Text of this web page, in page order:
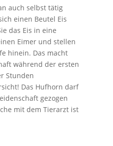
auch selbst tätig
einen Beutel Eis
das Eis in eine
Eimer und stellen
hinein. Das macht
während der ersten
Stunden
Das Hufhorn darf
gezogen
mit dem Tierarzt ist